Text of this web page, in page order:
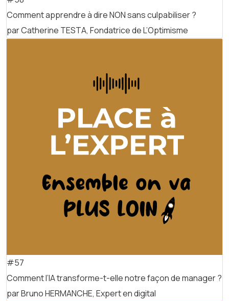
Comment apprendre à dire NON sans culpabiliser ?
par Catherine TESTA, Fondatrice de L’Optimisme
#57
Comment l’IA transforme-t-elle notre façon de manager ?
par Bruno HERMANCHE, Expert en digital